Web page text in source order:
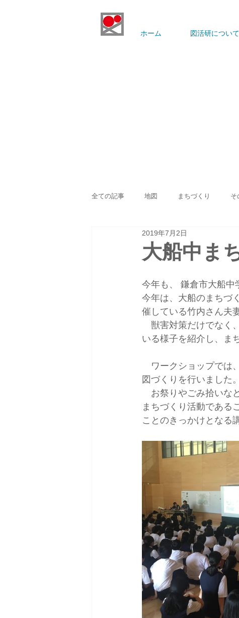
ホーム 図活研について
全ての記事 地図 まちづくり そ
大船中ま
2019年7月2日
今年も、 鎌倉市大船中
今年は、大船のまちづ
催している竹内さん夫
獣害対策だけでなく
いる様子を紹介し、ま
ワークショップでは
図づくりを行いました。
お祭りやごみ拾いな
まちづくり活動である
ことのきっかけとなる